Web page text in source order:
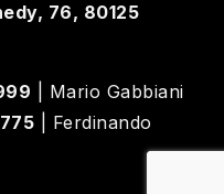
76, 80125
| Mario Gabbiani
| Ferdinando